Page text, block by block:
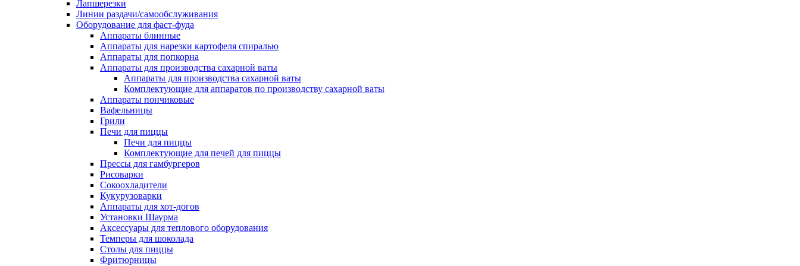
Лапшерезки
Линии раздачи/самообслуживания
Оборудование для фаст-фуда
Аппараты блинные
Аппараты для нарезки картофеля спиралью
Аппараты для попкорна
Аппараты для производства сахарной ваты
Аппараты для производства сахарной ваты
Комплектующие для аппаратов по производству сахарной ваты
Аппараты пончиковые
Вафельницы
Грили
Печи для пиццы
Печи для пиццы
Комплектующие для печей для пиццы
Прессы для гамбургеров
Рисоварки
Сокоохладители
Кукурузоварки
Аппараты для хот-догов
Установки Шаурма
Аксессуары для теплового оборудования
Темперы для шоколада
Столы для пиццы
Фритюрницы